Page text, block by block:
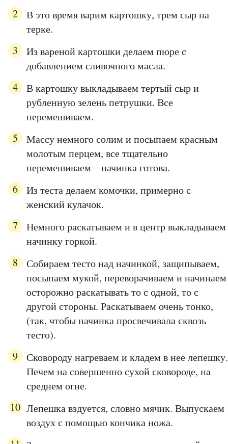
В это время варим картошку, трем сыр на
терке.
Из вареной картошки делаем пюре с
добавлением сливочного масла.
В картошку выкладываем тертый сыр и
рубленную зелень петрушки. Все
перемешиваем.
Массу немного солим и посыпаем красным
молотым перцем, все тщательно
перемешиваем – начинка готова.
Из теста делаем комочки, примерно с
женский кулачок.
Немного раскатываем и в центр выкладываем
начинку горкой.
Собираем тесто над начинкой, защипываем,
посыпаем мукой, переворачиваем и начинаем
осторожно раскатывать то с одной, то с
другой стороны. Раскатываем очень тонко,
(так, чтобы начинка просвечивала сквозь
тесто).
Сковороду нагреваем и кладем в нее лепешку.
Печем на совершенно сухой сковороде, на
среднем огне.
Лепешка вздуется, словно мячик. Выпускаем
воздух с помощью кончика ножа.